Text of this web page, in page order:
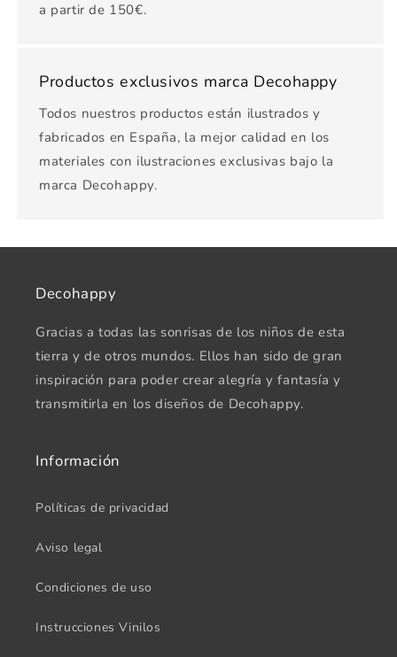
a partir de 150€.
Productos exclusivos marca Decohappy
Todos nuestros productos están ilustrados y
fabricados en España, la mejor calidad en los
materiales con ilustraciones exclusivas bajo la
marca Decohappy.
Decohappy
Gracias a todas las sonrisas de los niños de esta
tierra y de otros mundos. Ellos han sido de gran
inspiración para poder crear alegría y fantasía y
transmitirla en los diseños de Decohappy.
Información
Políticas de privacidad
Aviso legal
Condiciones de uso
Instrucciones Vinilos